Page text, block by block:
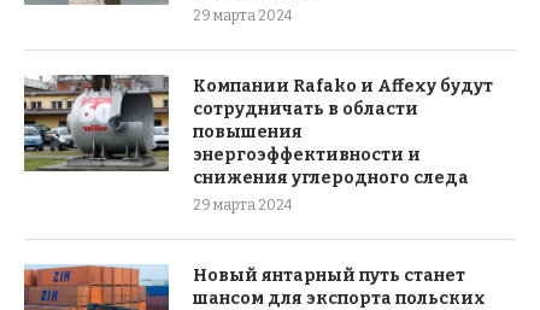
29 марта 2024
Компании Rafako и Affexy будут
сотрудничать в области
повышения
энергоэффективности и
снижения углеродного следа
29 марта 2024
Новый янтарный путь станет
шансом для экспорта польских